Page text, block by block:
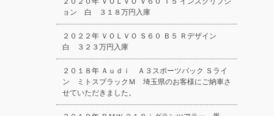
ョン 白 ３１８万円入庫
２０２２年 ＶＯＬＶＯ Ｓ６０ Ｂ５ Ｒデザイン
白 ３２３万円入庫
２０１８年 Ａｕｄｉ Ａ３スポーツバック Ｓライ
ン ミトスブラックＭ 埼玉県のお客様にご納車さ
せていただきました。